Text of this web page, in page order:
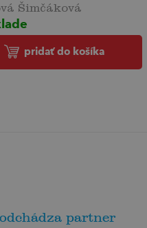
Šimčáková
pridať do košíka
partner